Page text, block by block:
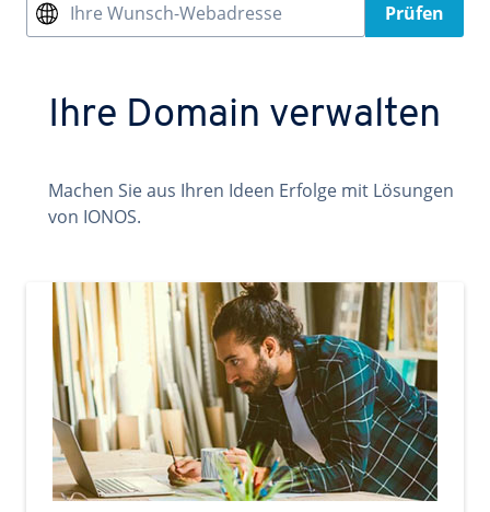
Ihre Wunsch-Webadresse Prüfen
Ihre Domain verwalten
Machen Sie aus Ihren Ideen Erfolge mit Lösungen
von IONOS.